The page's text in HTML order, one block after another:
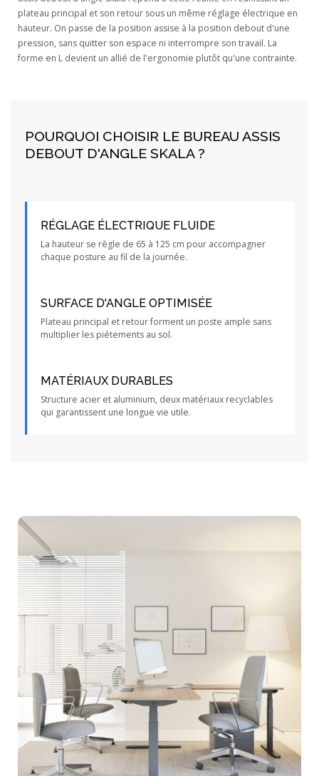
plateau principal et son retour sous un même réglage électrique en
hauteur. On passe de la position assise à la position debout d'une
pression, sans quitter son espace ni interrompre son travail. La
forme en L devient un allié de l'ergonomie plutôt qu'une contrainte.
POURQUOI CHOISIR LE BUREAU ASSIS
DEBOUT D'ANGLE SKALA ?
RÉGLAGE ÉLECTRIQUE FLUIDE
La hauteur se règle de 65 à 125 cm pour accompagner
chaque posture au fil de la journée.
SURFACE D'ANGLE OPTIMISÉE
Plateau principal et retour forment un poste ample sans
multiplier les piétements au sol.
MATÉRIAUX DURABLES
Structure acier et aluminium, deux matériaux recyclables
qui garantissent une longue vie utile.